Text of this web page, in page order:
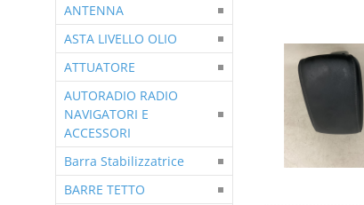
ANTENNA
ASTA LIVELLO OLIO
ATTUATORE
AUTORADIO RADIO
NAVIGATORI E
ACCESSORI
Barra Stabilizzatrice
BARRE TETTO